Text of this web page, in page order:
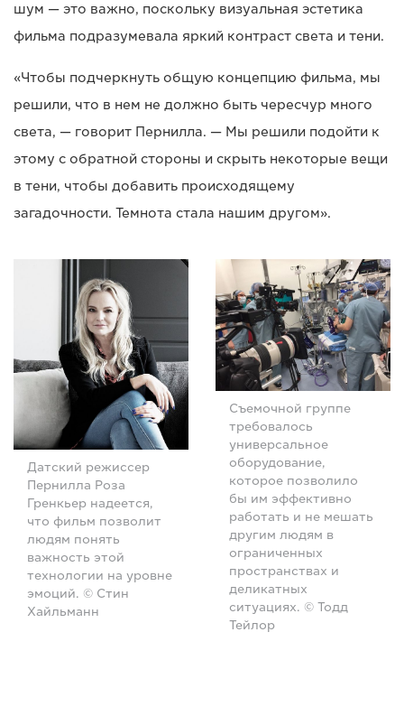
шум — это важно, поскольку визуальная эстетика
фильма подразумевала яркий контраст света и тени.
«Чтобы подчеркнуть общую концепцию фильма, мы
решили, что в нем не должно быть чересчур много
света, — говорит Пернилла. — Мы решили подойти к
этому с обратной стороны и скрыть некоторые вещи
в тени, чтобы добавить происходящему
загадочности. Темнота стала нашим другом».
Датский режиссер
Пернилла Роза
Гренкьер надеется,
что фильм позволит
людям понять
важность этой
технологии на уровне
эмоций. © Стин
Хайльманн
Съемочной группе
требовалось
универсальное
оборудование,
которое позволило
бы им эффективно
работать и не мешать
другим людям в
ограниченных
пространствах и
деликатных
ситуациях. © Тодд
Тейлор